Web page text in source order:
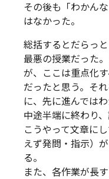
その後も「わかん
はなかった。
総括するとだらっ
最悪の授業だった
が、ここは重点化
だったと思う。そ
に、先に進んでは
中途半端に終わり
こうやって文章に
えず発問・指示）
る。
また、各作業が長